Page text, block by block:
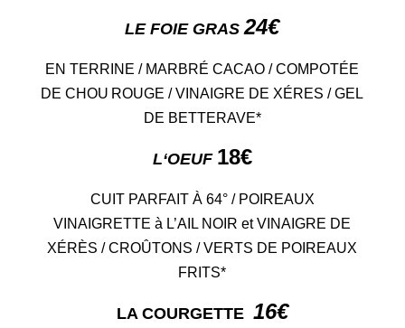
LEFOIE GRAS24€
EN TERRINE/ MARBRÉ CACAO /COMPOTÉE
DE CHOU ROUGE/VINAIGRE DE XÉRES / GEL
DE BETTERAVE*
L‘OEUF 18€
CUIT PARFAIT À 64° / POIREAUX
VINAIGRETTE à L’AIL NOIR et VINAIGRE DE
XÉRÈS/ CROÛTONS /VERTS DE POIREAUX
FRITS*
LA COURGETTE 16€